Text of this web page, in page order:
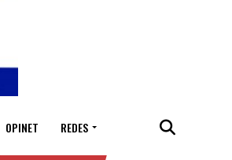
OPINET REDES